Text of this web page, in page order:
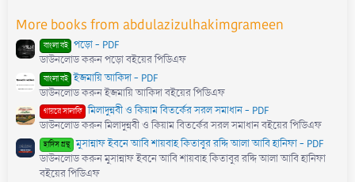
0
s
t
a
r
s
)
More books from abdulazizulhakimgrameen
বাংলা বই পড়ো - PDF
ডাউনলোড করুন পড়ো বইয়ের পিডিএফ
বাংলা বই ইজমায়ি আকিদা - PDF
ডাউনলোড করুন ইজমায়ি আকিদা বইয়ের পিডিএফ
গায়রে সালাফি মিলাদুন্নবী ও কিয়াম বিতর্কের সরল সমাধান - PDF
ডাউনলোড করুন মিলাদুন্নবী ও কিয়াম বিতর্কের সরল সমাধান বইয়ের পিডিএফ
হাদিস গ্রন্থ মুসান্নাফ ইবনে আবি শায়বাহ কিতাবুর রদ্দি আলা আবি হানিফা - PDF
ডাউনলোড করুন মুসান্নাফ ইবনে আবি শায়বাহ কিতাবুর রদ্দি আলা আবি হানিফা
বইয়ের পিডিএফ